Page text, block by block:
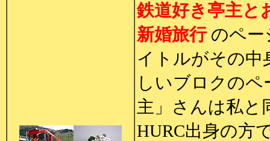
鉄道好き亭主と
新婚旅行 のペー
イトルがその中
しいブロクの
主」さんは私と
HURC出身の方